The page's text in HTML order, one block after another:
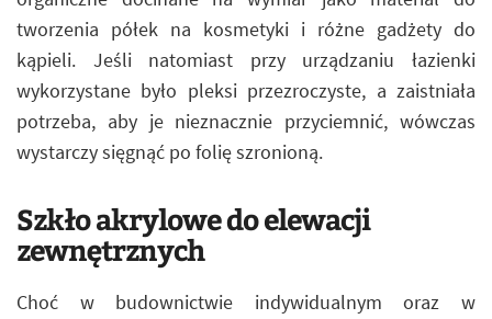
tworzenia półek na kosmetyki i różne gadżety do
kąpieli. Jeśli natomiast przy urządzaniu łazienki
wykorzystane było pleksi przezroczyste, a zaistniała
potrzeba, aby je nieznacznie przyciemnić, wówczas
wystarczy sięgnąć po folię szronioną.
Szkło akrylowe do elewacji
zewnętrznych
Choć w budownictwie indywidualnym oraz w